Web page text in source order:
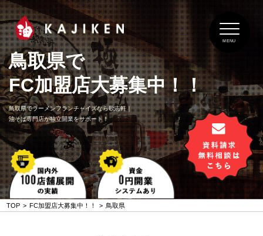
MENU
鳥取県で
FC加盟店大募集中！！
鳥取県でラーメンフランチャイズなら歌志軒｜
油そば専門店が独立開業をサポート！
TOP FC加盟店大募集中！！ 鳥取県